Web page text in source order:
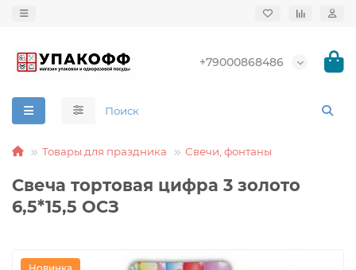
+79000868486
Товары для праздника Свечи, фонтаны
Свеча тортовая цифра 3 золото
6,5*15,5 ОСЗ
Новинка